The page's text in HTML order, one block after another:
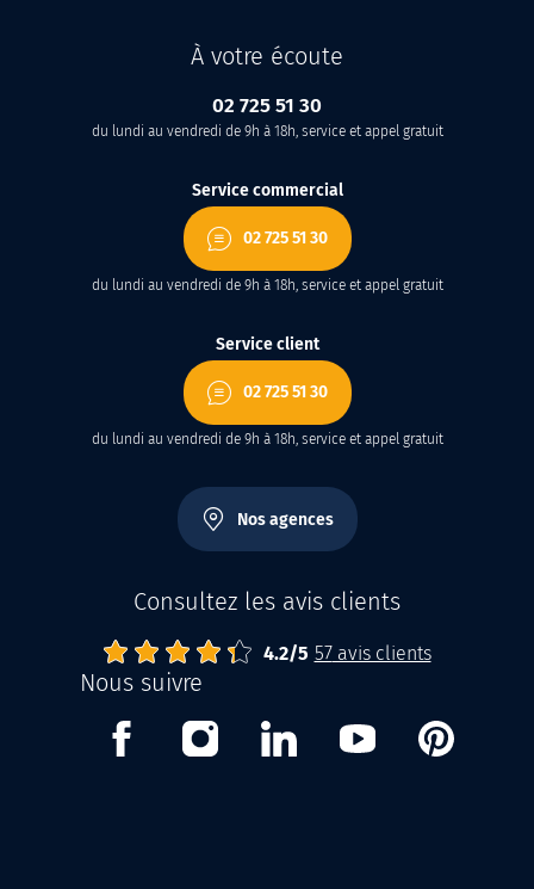
À votre écoute
02 725 51 30
du lundi au vendredi de 9h à 18h, service et appel gratuit
Service commercial
02 725 51 30
du lundi au vendredi de 9h à 18h, service et appel gratuit
Service client
02 725 51 30
du lundi au vendredi de 9h à 18h, service et appel gratuit
Nos agences
Consultez les avis clients
Abrisud
Note moyenne :
4.2/5 57avis clients
Nous suivre
Facebook Instagram Linkedin Youtube